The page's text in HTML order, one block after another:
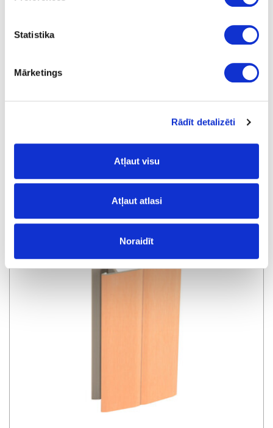
Statistika
Mārketings
Rādīt detalizēti
Atļaut visu
Atļaut atlasi
Noraidīt
Cokola universālais stūris 90^, kapara